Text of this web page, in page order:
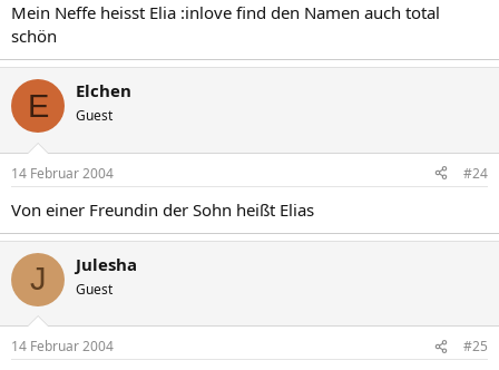
Mein Neffe heisst Elia :inlove find den Namen auch total
schön
E Elchen
Guest
14 Februar 2004 #24
Von einer Freundin der Sohn heißt Elias
J Julesha
Guest
14 Februar 2004 #25